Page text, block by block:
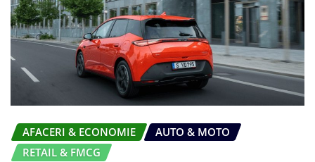
AFACERI & ECONOMIE
AUTO & MOTO
RETAIL & FMCG